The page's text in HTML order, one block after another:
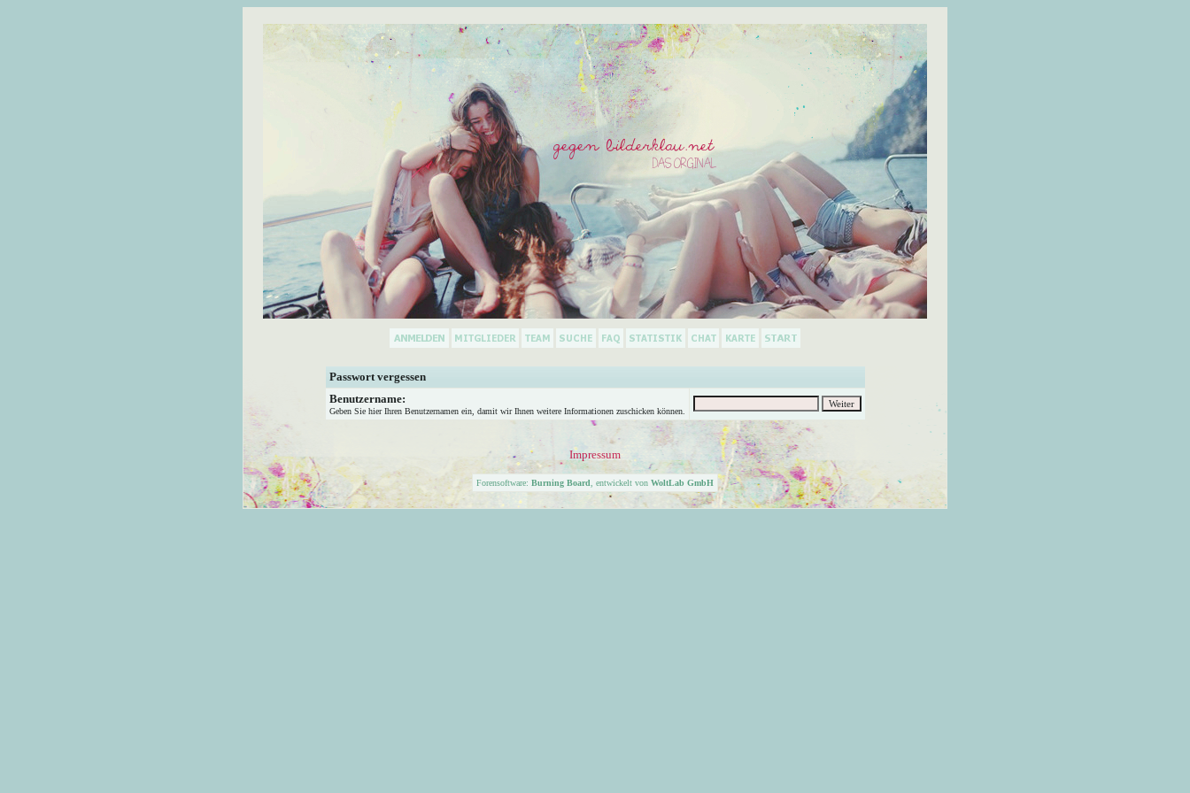
Passwort vergessen
Benutzername:
Geben Sie hier Ihren Benutzernamen ein, damit wir Ihnen weitere Informationen zuschicken können.
Impressum
Forensoftware: Burning Board , entwickelt von WoltLab GmbH